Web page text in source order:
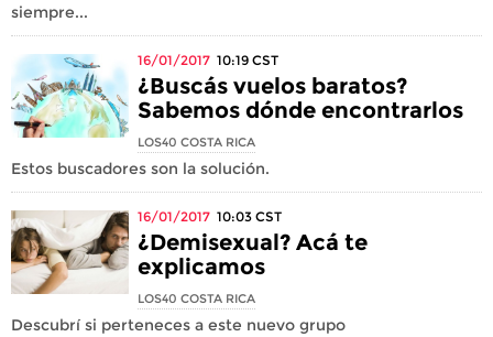
siempre...
16/01/2017 10:19 CST
¿Buscás vuelos baratos?
Sabemos dónde encontrarlos
LOS40 COSTA RICA
Estos buscadores son la solución.
16/01/2017 10:03 CST
¿Demisexual? Acá te
explicamos
LOS40 COSTA RICA
Descubrí si perteneces a este nuevo grupo